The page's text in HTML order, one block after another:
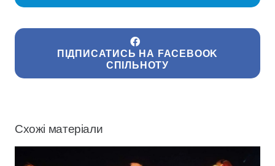
ПІДПИСАТИСЬ НА FACEBOOK
СПІЛЬНОТУ
Схожі матеріали